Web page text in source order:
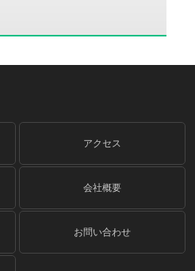
アクセス
会社概要
お問い合わせ